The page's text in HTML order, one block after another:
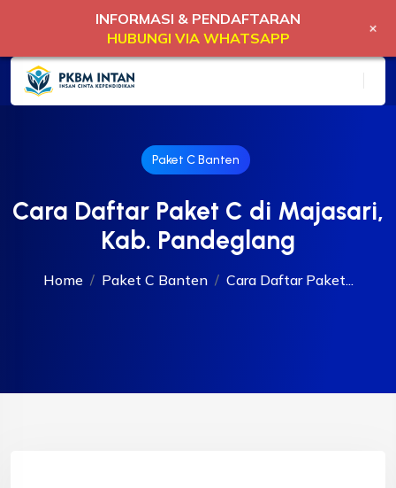
Paket C Banten
Cara Daftar Paket C di Majasari,
Kab. Pandeglang
Home Paket C Banten Cara Daftar Paket...
INFORMASI & PENDAFTARAN
HUBUNGI VIA WHATSAPP
+